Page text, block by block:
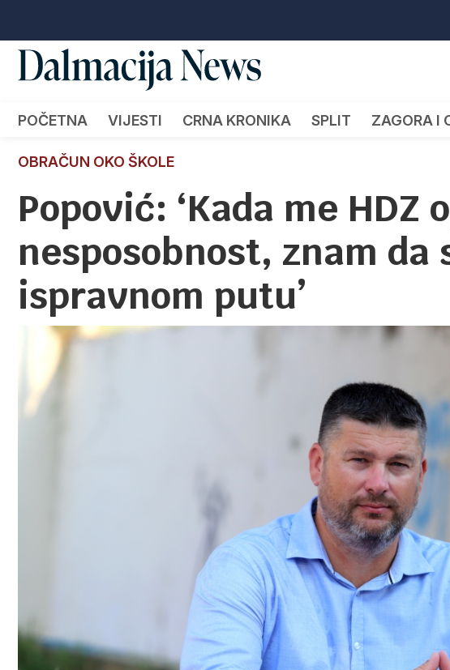
POČETNA VIJESTI CRNA KRONIKA SPLIT ZAGORA I
OBRAČUN OKO ŠKOLE
Popović: ‘Kada me HDZ
nesposobnost, znam da
ispravnom putu’